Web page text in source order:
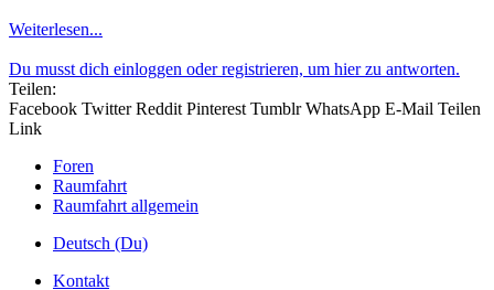
Weiterlesen...
Du musst dich einloggen oder registrieren, um hier zu antworten.
Teilen:
Facebook Twitter Reddit Pinterest Tumblr WhatsApp E-Mail Teilen
Link
Foren
Raumfahrt
Raumfahrt allgemein
Deutsch (Du)
Kontakt